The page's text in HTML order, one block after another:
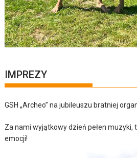
IMPREZY
GSH „Archeo” na jubileuszu bratniej
Za nami wyjątkowy dzień pełen muzyki,
emocji!